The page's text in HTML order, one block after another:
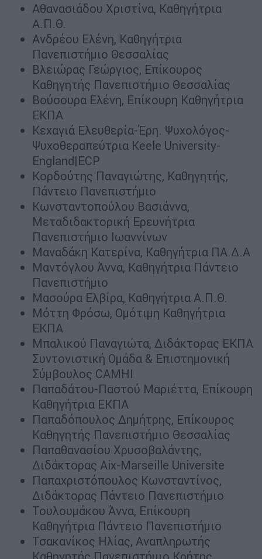
Αθανασιάδου Χριστίνα, Καθηγήτρια
Α.Π.Θ.
Ανδρέου Ελένη, Καθηγήτρια
Πανεπιστήμιο Θεσσαλίας
Βλειώρας Γεώργιος, Επίκουρος
Καθηγητής Πανεπιστήμιο Θεσσαλίας
Βούσουρα Ελένη, Επίκουρη Καθηγήτρια
ΕΚΠΑ
Κεχαγιά Ελευθερία-Έρη. Ψυχολόγος-
Ψυχοθεραπεύτρια Keele University-
England|ECP
Κορδούτης Παναγιώτης, Καθηγητής,
Πάντειο Πανεπιστήμιο
Κωνσταντοπούλου Βασιάννα,
Μεταδιδακτορική Ερευνήτρια
Πανεπιστήμιο Ιωαννίνων
Μαναδάκη Κατερίνα, Καθηγήτρια ΠΑ.Δ.Α
Μαντόγλου Άννα, Καθηγήτρια Πάντειο
Πανεπιστήμιο
Μασούρα Ελβίρα, Καθηγήτρια Α.Π.Θ.
Μόττη Φρόσω, Ομότιμη Καθηγήτρια
ΕΚΠΑ
Μπαλικού Παναγιώτα, Διδάκτορας ΕΚΠΑ
Συντονιστική Ομάδα & Επιστημονική
Σύμβουλος CAMHI
Παπαδάτου-Παστού Μαριέττα, Επίκουρη
Καθηγήτρια ΕΚΠΑ
Παπαδόπουλος Δημήτρης, Επίκουρος
Καθηγητής Πανεπιστήμιο Θεσσαλίας
Παπαθανασίου Χρυσοβαλάντης,
Διδάκτορας Aix-Marseille Universite
Παπαχριστόπουλος Κωνσταντίνος,
Διδάκτορας Πάντειο Πανεπιστήμιο
Τουλουμάκου Άννα, Επίκουρη
Καθηγήτρια Πάντειο Πανεπιστήμιο
Τσακανίκος Ηλίας, Αναπληρωτής